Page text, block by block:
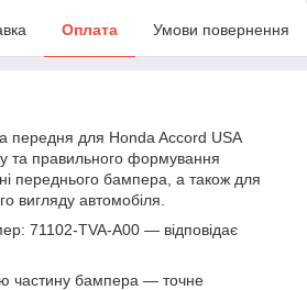
Оплата Умови повернення
передня для Honda Accord USA
та правильного формування
переднього бампера, а також для
вигляду автомобіля.
71102-TVA-A00 — відповідає
частину бампера — точне